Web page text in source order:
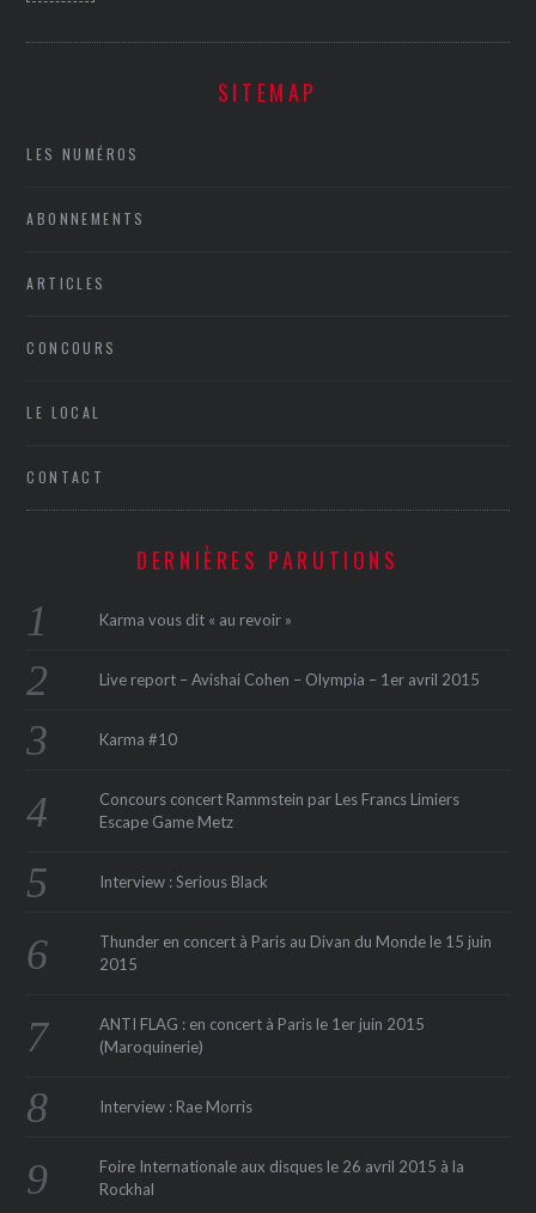
SITEMAP
LES NUMÉROS
ABONNEMENTS
ARTICLES
CONCOURS
LE LOCAL
CONTACT
DERNIÈRES PARUTIONS
Karma vous dit « au revoir »
Live report – Avishai Cohen – Olympia – 1er avril 2015
Karma #10
Concours concert Rammstein par Les Francs Limiers
Escape Game Metz
Interview : Serious Black
Thunder en concert à Paris au Divan du Monde le 15 juin
2015
ANTI FLAG : en concert à Paris le 1er juin 2015
(Maroquinerie‏)
Interview : Rae Morris
Foire Internationale aux disques le 26 avril 2015 à la
Rockhal